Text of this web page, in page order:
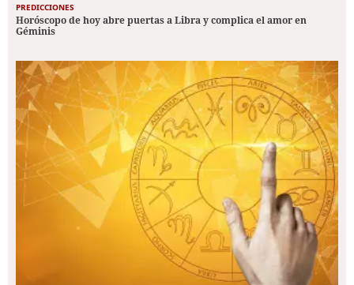
PREDICCIONES
Horóscopo de hoy abre puertas a Libra y complica el amor en
Géminis